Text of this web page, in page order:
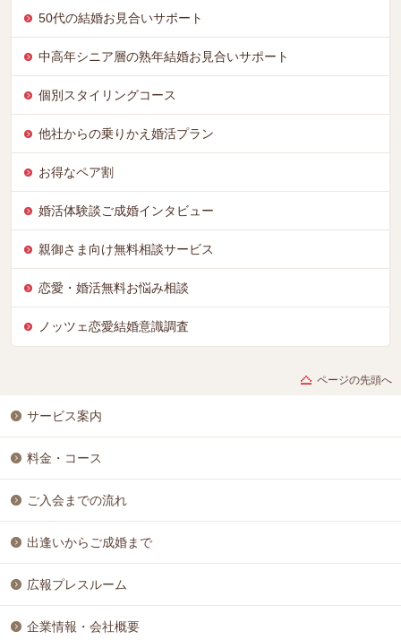
50代の結婚お見合いサポート
中高年シニア層の熟年結婚お見合いサポート
個別スタイリングコース
他社からの乗りかえ婚活プラン
お得なペア割
婚活体験談ご成婚インタビュー
親御さま向け無料相談サービス
恋愛・婚活無料お悩み相談
ノッツェ恋愛結婚意識調査
ページの先頭へ
サービス案内
料金・コース
ご入会までの流れ
出逢いからご成婚まで
広報プレスルーム
企業情報・会社概要